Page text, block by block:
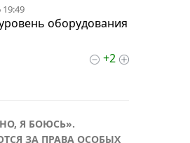
оборудования
+2
Я БОЮСЬ».
ЗА ПРАВА ОСОБЫХ